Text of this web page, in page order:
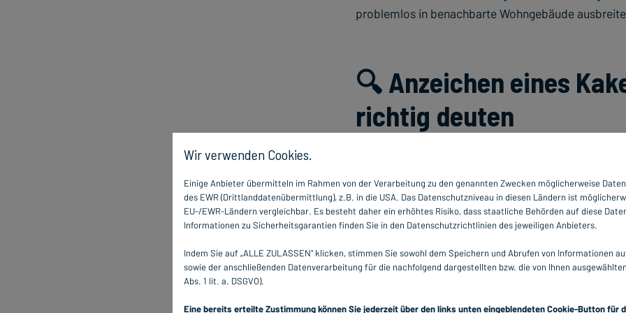
problemlos in benachbarte Wohngebäude
🔍 Anzeichen eines
richtig deuten
Die ersten Anzeichen eines Kakerlakenbefalls
Hinterlassenschaften. Kakerlakenkot ähnelt
Krümeln und findet sich typischerweise in Ecken,
Diese Kotspuren sind besonders in Küchen,
finden.
Ein weiteres deutliches Anzeichen sind
Wachstums mehrfach ihre Haut wechseln. Diese
Wir verwenden Cookies.
Einige Anbieter übermitteln im Rahmen von der Verarbeitung zu den genannten Zwecken möglicherweise
des EWR (Drittlanddatenübermittlung), z.B. in die USA. Das Datenschutzniveau in diesen Ländern ist
EU-/EWR-Ländern vergleichbar. Es besteht daher ein erhöhtes Risiko, dass staatliche Behörden auf diese
Informationen zu Sicherheitsgarantien finden Sie in den Datenschutzrichtlinien des jeweiligen Anbieters.
Indem Sie auf „ALLE ZULASSEN" klicken, stimmen Sie sowohl dem Speichern und Abrufen von Informationen
sowie der anschließenden Datenverarbeitung für die nachfolgend dargestellten bzw. die von Ihnen
Abs. 1 lit. a. DSGVO).
Eine bereits erteilte Zustimmung können Sie jederzeit über den links unten eingeblendeten Cookie-Button für